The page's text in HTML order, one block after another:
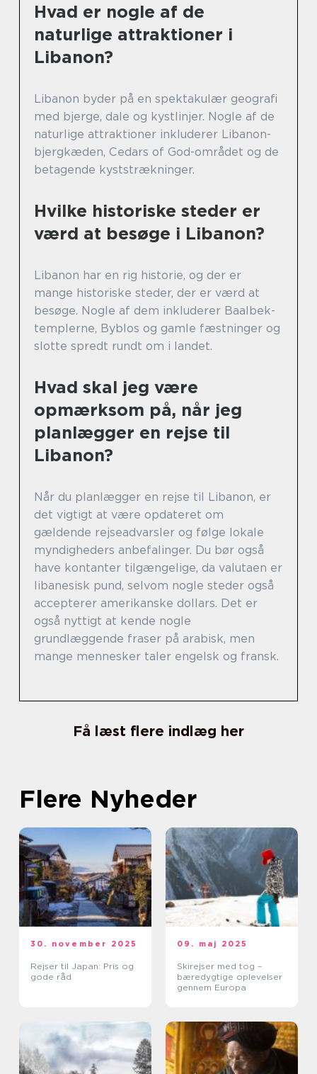
Hvad er nogle af de
naturlige attraktioner i
Libanon?
Libanon byder på en spektakulær geografi
med bjerge, dale og kystlinjer. Nogle af de
naturlige attraktioner inkluderer Libanon-
bjergkæden, Cedars of God-området og de
betagende kyststrækninger.
Hvilke historiske steder er
værd at besøge i Libanon?
Libanon har en rig historie, og der er
mange historiske steder, der er værd at
besøge. Nogle af dem inkluderer Baalbek-
templerne, Byblos og gamle fæstninger og
slotte spredt rundt om i landet.
Hvad skal jeg være
opmærksom på, når jeg
planlægger en rejse til
Libanon?
Når du planlægger en rejse til Libanon, er
det vigtigt at være opdateret om
gældende rejseadvarsler og følge lokale
myndigheders anbefalinger. Du bør også
have kontanter tilgængelige, da valutaen er
libanesisk pund, selvom nogle steder også
accepterer amerikanske dollars. Det er
også nyttigt at kende nogle
grundlæggende fraser på arabisk, men
mange mennesker taler engelsk og fransk.
Få læst flere indlæg her
Flere Nyheder
30. november 2025
Rejser til Japan: Pris og
gode råd
09. maj 2025
Skirejser med tog –
bæredygtige oplevelser
gennem Europa